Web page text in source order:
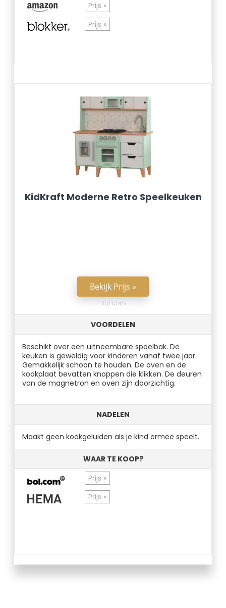
Prijs »
Prijs »
KidKraft Moderne Retro Speelkeuken
Bekijk Prijs »
Bol.com
VOORDELEN
Beschikt over een uitneembare spoelbak. De
keuken is geweldig voor kinderen vanaf twee jaar.
Gemakkelijk schoon te houden. De oven en de
kookplaat bevatten knoppen die klikken. De deuren
van de magnetron en oven zijn doorzichtig.
NADELEN
Maakt geen kookgeluiden als je kind ermee speelt.
WAAR TE KOOP?
Prijs »
Prijs »